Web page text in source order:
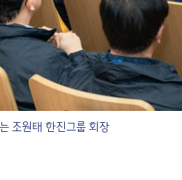
조원태 한진그룹 회장